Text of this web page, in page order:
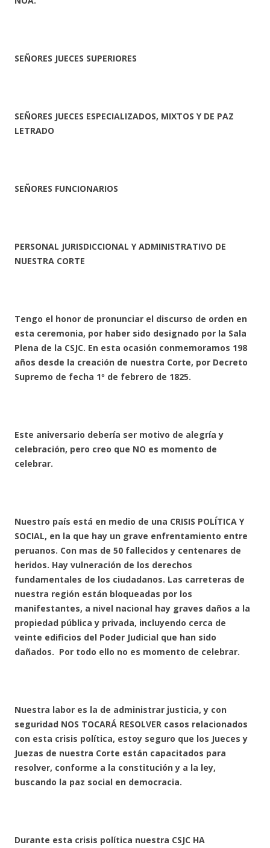
SEÑORES JUECES SUPERIORES
SEÑORES JUECES ESPECIALIZADOS, MIXTOS Y DE PAZ
LETRADO
SEÑORES FUNCIONARIOS
PERSONAL JURISDICCIONAL Y ADMINISTRATIVO DE
NUESTRA CORTE
Tengo el honor de pronunciar el discurso de orden en
esta ceremonia, por haber sido designado por la Sala
Plena de la CSJC. En esta ocasión conmemoramos 198
años desde la creación de nuestra Corte, por Decreto
Supremo de fecha 1º de febrero de 1825.
Este aniversario debería ser motivo de alegría y
celebración, pero creo que NO es momento de
celebrar.
Nuestro país está en medio de una CRISIS POLÍTICA Y
SOCIAL, en la que hay un grave enfrentamiento entre
peruanos. Con mas de 50 fallecidos y centenares de
heridos. Hay vulneración de los derechos
fundamentales de los ciudadanos. Las carreteras de
nuestra región están bloqueadas por los
manifestantes, a nivel nacional hay graves daños a la
propiedad pública y privada, incluyendo cerca de
veinte edificios del Poder Judicial que han sido
dañados. Por todo ello no es momento de celebrar.
Nuestra labor es la de administrar justicia, y con
seguridad NOS TOCARÁ RESOLVER casos relacionados
con esta crisis política, estoy seguro que los Jueces y
Juezas de nuestra Corte están capacitados para
resolver, conforme a la constitución y a la ley,
buscando la paz social en democracia.
Durante esta crisis política nuestra CSJC HA